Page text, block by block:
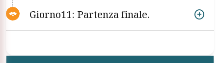
Giorno11: Partenza finale.